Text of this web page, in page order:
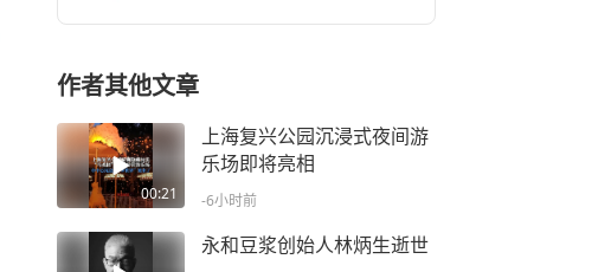
作者其他文章
00:21
上海复兴公园沉浸式夜间游
乐场即将亮相
-6小时前
永和豆浆创始人林炳生逝世